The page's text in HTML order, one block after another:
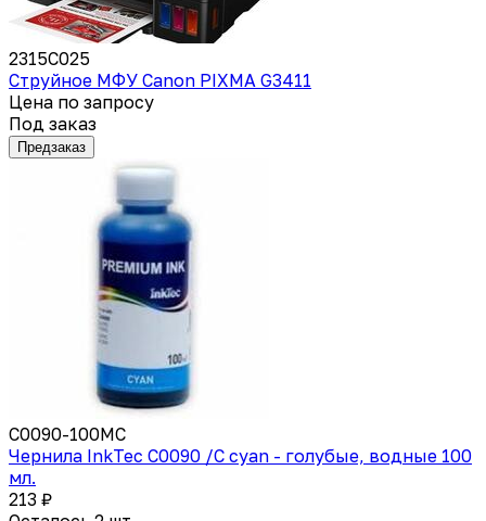
2315C025
Струйное МФУ Canon PIXMA G3411
Цена по запросу
Под заказ
Предзаказ
C0090-100MC
Чернила InkTec C0090 /C cyan - голубые, водные 100
мл.
213 ₽